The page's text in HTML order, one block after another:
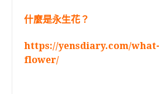
什麼是永生花？
https://yensdiary.com/
flower/